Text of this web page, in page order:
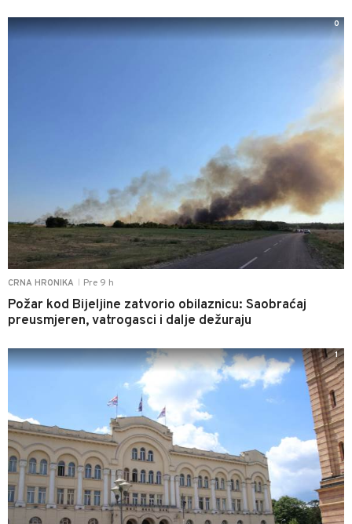
CRNA HRONIKA Pre 9 h
Požar kod Bijeljine zatvorio obilaznicu: Saobraćaj
preusmjeren, vatrogasci i dalje dežuraju
0
1